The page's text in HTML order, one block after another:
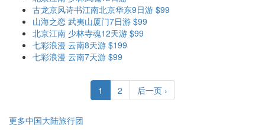
古龙京风诗书江南北京华东9日游 $99
山海之恋 武夷山厦门7日游 $99
北京江南 少林寺魂12天游 $99
七彩浪漫 云南8天游 $199
七彩浪漫 云南7天游 $99
1 2 后一页 ›
更多中国大陆旅行团